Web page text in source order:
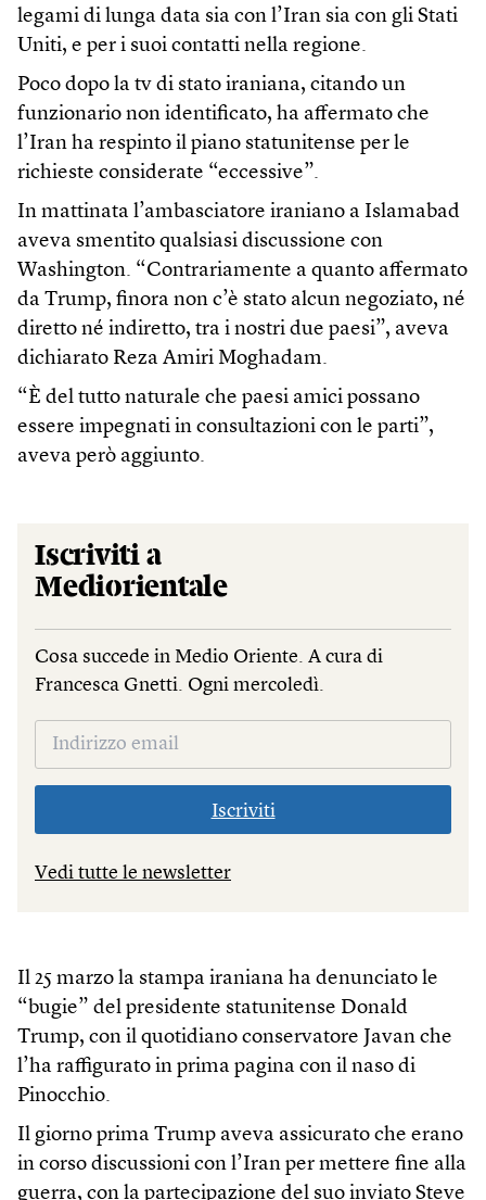
legami di lunga data sia con l’Iran sia con gli Stati
Uniti, e per i suoi contatti nella regione.
Poco dopo la tv di stato iraniana, citando un
funzionario non identificato, ha affermato che
l’Iran ha respinto il piano statunitense per le
richieste considerate “eccessive”.
In mattinata l’ambasciatore iraniano a Islamabad
aveva smentito qualsiasi discussione con
Washington. “Contrariamente a quanto affermato
da Trump, finora non c’è stato alcun negoziato, né
diretto né indiretto, tra i nostri due paesi”, aveva
dichiarato Reza Amiri Moghadam.
“È del tutto naturale che paesi amici possano
essere impegnati in consultazioni con le parti”,
aveva però aggiunto.
Iscriviti a
Mediorientale
Cosa succede in Medio Oriente. A cura di
Francesca Gnetti. Ogni mercoledì.
Iscriviti
Vedi tutte le newsletter
Il 25 marzo la stampa iraniana ha denunciato le
“bugie” del presidente statunitense Donald
Trump, con il quotidiano conservatore Javan che
l’ha raffigurato in prima pagina con il naso di
Pinocchio.
Il giorno prima Trump aveva assicurato che erano
in corso discussioni con l’Iran per mettere fine alla
guerra, con la partecipazione del suo inviato Steve